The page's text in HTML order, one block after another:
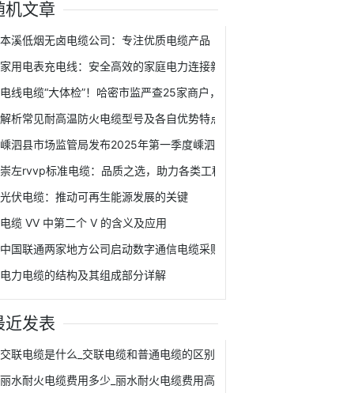
机文章
本溪低烟无卤电缆公司：专注优质电缆产品
家用电表充电线：安全高效的家庭电力连接新枢纽
电线电缆“大体检”！哈密市监严查25家商户，这些隐患要当心
解析常见耐高温防火电缆型号及各自优势特点
嵊泗县市场监管局发布2025年第一季度嵊泗县流通领域商品抽检结果，1
崇左rvvp标准电缆：品质之选，助力各类工程稳定运行
光伏电缆：推动可再生能源发展的关键
电缆 VV 中第二个 V 的含义及应用
中国联通两家地方公司启动数字通信电缆采购
电力电缆的结构及其组成部分详解
近发表
交联电缆是什么_交联电缆和普通电缆的区别
丽水耐火电缆费用多少_丽水耐火电缆费用高吗